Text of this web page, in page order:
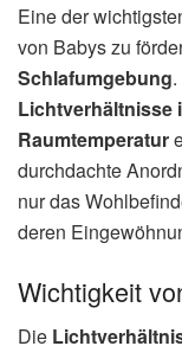
Eine der
von Babys zu
Schlafumgebung
Lichtverhältnisse
Raumtemperatur
durchdachte
nur das
deren
Wichtigkeit
Die